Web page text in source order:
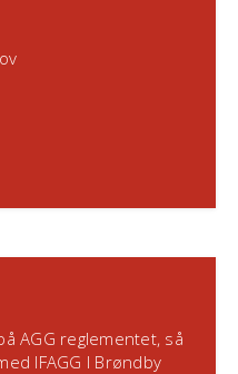
AGG reglementet, så
IFAGG I Brøndby